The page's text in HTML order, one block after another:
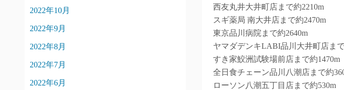
西友丸井大井町店まで約2210m
スギ薬局 南大井店まで約2470m
東京品川病院まで約2640m
ヤマダデンキLABI品川大井町店ま
すき家鮫洲試験場前店まで約1470m
全日食チェーン品川八潮店まで約
ローソン八潮五丁目店まで約530m
2022年10月
2022年9月
2022年8月
2022年7月
2022年6月